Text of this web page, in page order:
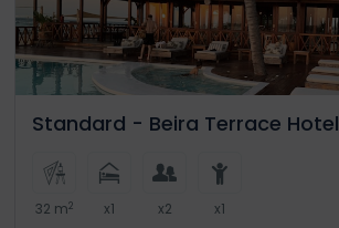
Standard - Beira Terrace Hotel
32 m2 x1 x2 x1